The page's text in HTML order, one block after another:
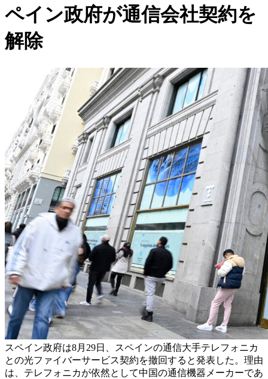
ペイン政府が通信会社契約を
解除
スペイン政府は8月29日、スペインの通信大手テレフォニカ
との光ファイバーサービス契約を撤回すると発表した。理由
は、テレフォニカが依然として中国の通信機器メーカーであ